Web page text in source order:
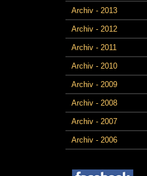
Archiv - 2013
Archiv - 2012
Archiv - 2011
Archiv - 2010
Archiv - 2009
Archiv - 2008
Archiv - 2007
Archiv - 2006